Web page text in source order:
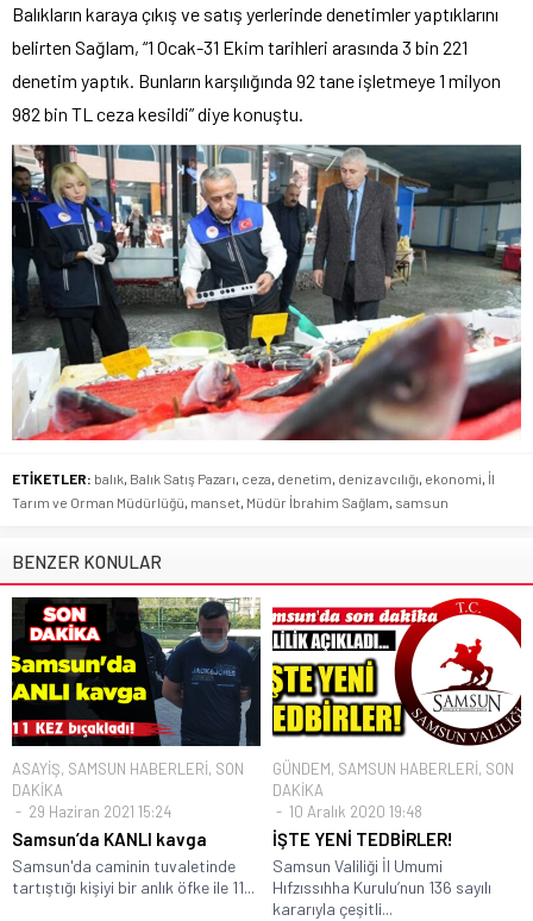
Balıkların karaya çıkış ve satış yerlerinde denetimler yaptıklarını
belirten Sağlam, “1 Ocak-31 Ekim tarihleri arasında 3 bin 221
denetim yaptık. Bunların karşılığında 92 tane işletmeye 1 milyon
982 bin TL ceza kesildi” diye konuştu.
ETİKETLER: balık, Balık Satış Pazarı, ceza, denetim, deniz avcılığı, ekonomi, İl
Tarım ve Orman Müdürlüğü, manset, Müdür İbrahim Sağlam, samsun
BENZER KONULAR
ASAYİŞ, SAMSUN HABERLERİ, SON
DAKİKA
29 Haziran 2021 15:24
Samsun’da KANLI kavga
Samsun'da caminin tuvaletinde
tartıştığı kişiyi bir anlık öfke ile 11...
GÜNDEM, SAMSUN HABERLERİ, SON
DAKİKA
10 Aralık 2020 19:48
İŞTE YENİ TEDBİRLER!
Samsun Valiliği İl Umumi
Hıfzıssıhha Kurulu’nun 136 sayılı
kararıyla çeşitli...